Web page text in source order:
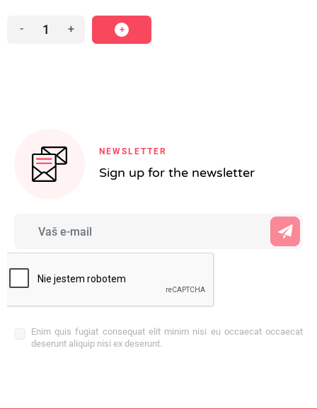
- +
NEWSLETTER
Sign up for the newsletter
Enim quis fugiat consequat elit minim nisi eu occaecat occaecat
deserunt aliquip nisi ex deserunt.